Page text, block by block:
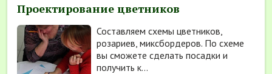
Проектирование цветников
Составляем схемы цветников,
розариев, миксбордеров. По схеме
вы сможете сделать посадки и
получить к...